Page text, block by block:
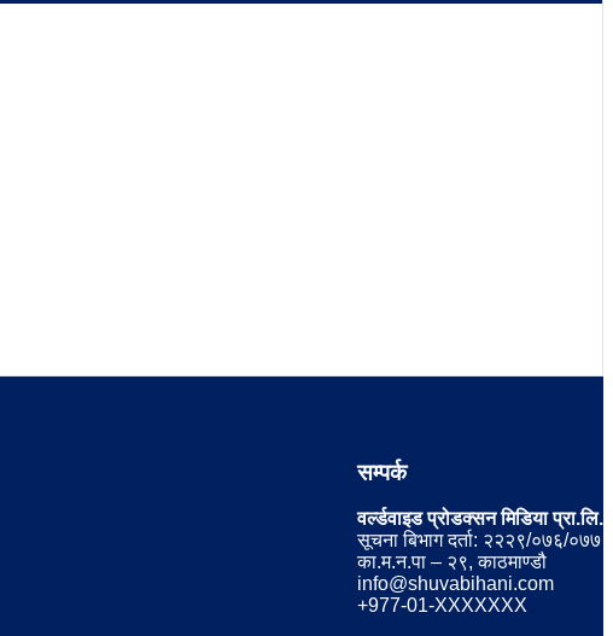
सम्पर्क
वर्ल्डवाइड प्रोडक्सन मिडिया प्रा.लि.
सूचना बिभाग दर्ता: २२२९/०७६/०७७
का.म.न.पा – २९, काठमाण्डौ
info@shuvabihani.com
+977-01-XXXXXXX